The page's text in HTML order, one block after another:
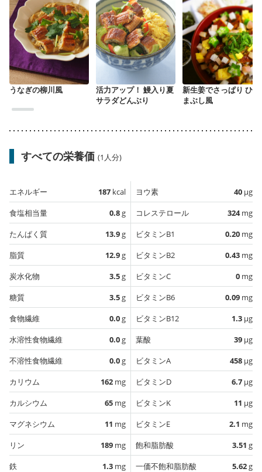
うなぎの柳川風
活力アップ！ 鰻入り夏
サラダどんぶり
新生姜でさっぱり ひつ
まぶし風
すべての栄養価 (1人分)
エネルギー 187 kcal
食塩相当量
0.8g
たんぱく質
13.9g
脂質
12.9g
炭水化物
3.5g
糖質
3.5g
食物繊維
0.0g
水溶性食物繊維
0.0g
不溶性食物繊維
0.0g
カリウム
162 mg
カルシウム
65 mg
マグネシウム
11 mg
リン
189 mg
鉄
1.3 mg
ヨウ素 40 µg
コレステロール
324mg
ビタミンB1
0.20 mg
ビタミンB2
0.43 mg
ビタミンC
0 mg
ビタミンB6
0.09 mg
ビタミンB12
1.3 µg
葉酸
39 µg
ビタミンA
458 µg
ビタミンD
6.7 µg
ビタミンK
11 µg
ビタミンE
2.1 mg
飽和脂肪酸
3.51 g
一価不飽和脂肪酸
5.62g